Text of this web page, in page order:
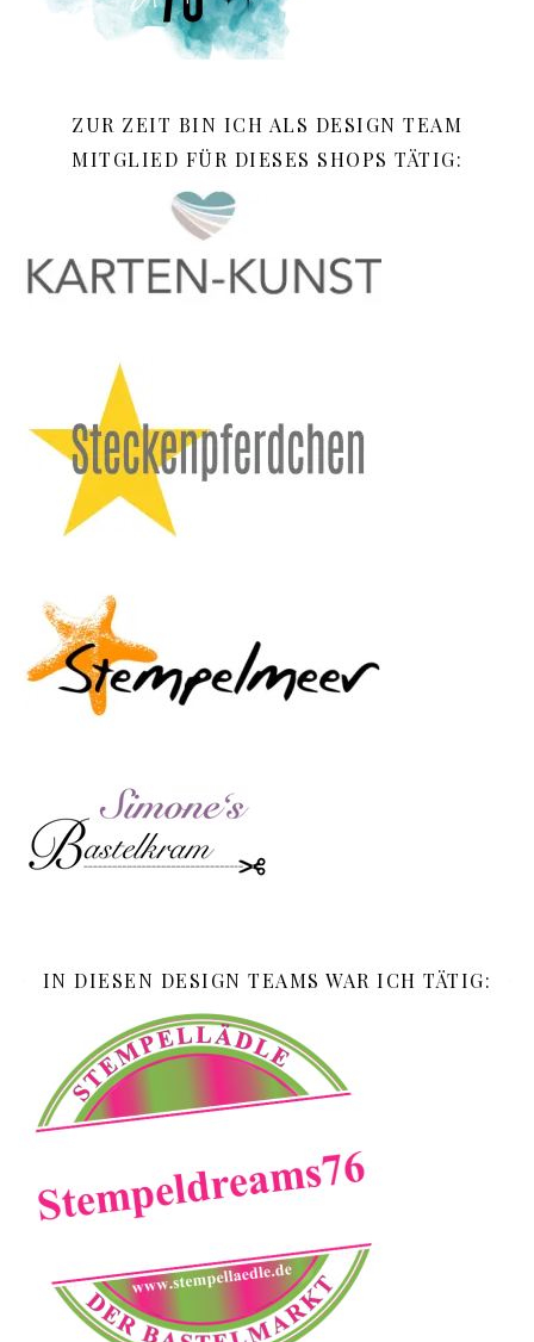
ZUR ZEIT BIN ICH ALS DESIGN TEAM
MITGLIED FÜR DIESES SHOPS TÄTIG:
IN DIESEN DESIGN TEAMS WAR ICH TÄTIG: